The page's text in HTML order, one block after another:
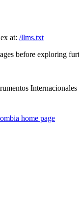
at: /llms.txt
before exploring
Internacionales
home page